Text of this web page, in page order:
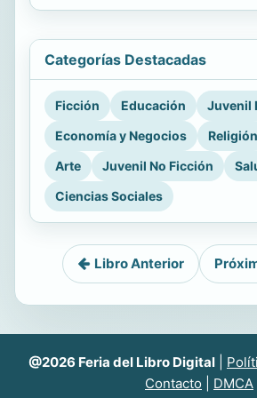
Categorías Destacadas
Ficción Educación
Juvenil
Economía y Negocios
Religión
Arte
Juvenil No Ficción
Ciencias Sociales
Libro Anterior
@2026 Feria del Libro Digital
Contacto
DMCA